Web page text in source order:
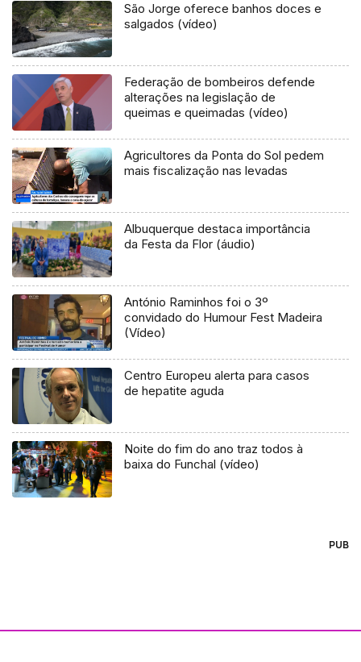
São Jorge oferece banhos doces e
salgados (vídeo)
Federação de bombeiros defende
alterações na legislação de
queimas e queimadas (vídeo)
Agricultores da Ponta do Sol pedem
mais fiscalização nas levadas
Albuquerque destaca importância
da Festa da Flor (áudio)
António Raminhos foi o 3º
convidado do Humour Fest Madeira
(Vídeo)
Centro Europeu alerta para casos
de hepatite aguda
Noite do fim do ano traz todos à
baixa do Funchal (vídeo)
PUB